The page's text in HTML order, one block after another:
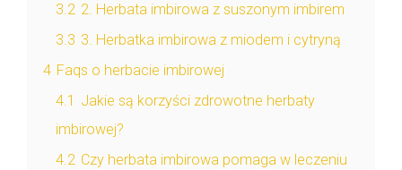
3.2 2. Herbata imbirowa z suszonym imbirem
3.3 3. Herbatka imbirowa z miodem i cytryną
4 Faqs o herbacie imbirowej
4.1 Jakie są korzyści zdrowotne herbaty
imbirowej?
4.2 Czy herbata imbirowa pomaga w leczeniu